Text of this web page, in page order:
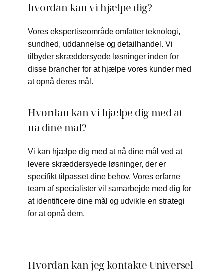
hvordan kan vi hjælpe dig?
Vores ekspertiseområde omfatter teknologi,
sundhed, uddannelse og detailhandel. Vi
tilbyder skræddersyede løsninger inden for
disse brancher for at hjælpe vores kunder med
at opnå deres mål.
Hvordan kan vi hjælpe dig med at
nå dine mål?
Vi kan hjælpe dig med at nå dine mål ved at
levere skræddersyede løsninger, der er
specifikt tilpasset dine behov. Vores erfarne
team af specialister vil samarbejde med dig for
at identificere dine mål og udvikle en strategi
for at opnå dem.
Hvordan kan jeg kontakte Universel